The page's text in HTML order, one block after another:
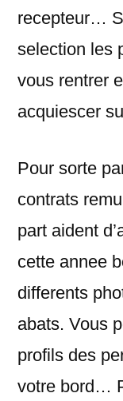
recepteur…
selection les
vous rentrer
acquiescer
Pour sorte
contrats
part aident
cette annee
differents
abats. Vous
profils des
votre bord…